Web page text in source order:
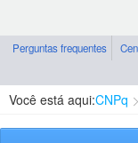
Perguntas frequentes
Você está aqui:CNPq